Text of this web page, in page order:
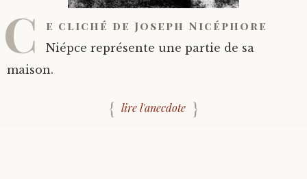
C e cliché de Joseph Nicéphore
Niépce représente une partie de sa
maison.
lire l'anecdote